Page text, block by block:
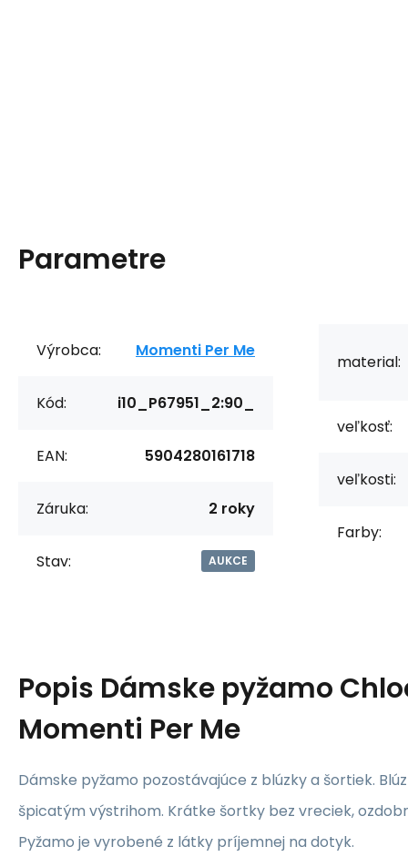
Parametre
Výrobca: Momenti Per Me
Kód: i10_P67951_2:90_
EAN: 5904280161718
Záruka: 2 roky
Stav: AUKCE
material:
veľkosť:
veľkosti:
Farby:
Popis Dámske pyžamo
Momenti Per Me
Dámske pyžamo pozostávajúce z blúzky a šortiek.
špicatým výstrihom. Krátke šortky bez vreciek,
Pyžamo je vyrobené z látky príjemnej na dotyk.